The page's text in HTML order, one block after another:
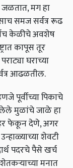
मग हा
समज सर्वत्र रूढ
केळीचे अवशेष
कापूस तूर
घराच्या
आढळतील.
पूर्वीच्या पिकाचे
मुळांचे जाळे हा
फेकून देणे, अगर
शेवटी
पदरचे पैसे खर्च
मनात